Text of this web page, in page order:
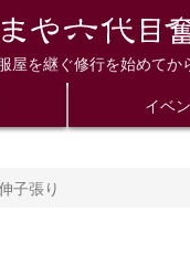
屋を継ぐ修行を始めてか
イベ
子張り